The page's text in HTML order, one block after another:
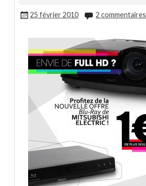
25 février 2010 2 commentaires